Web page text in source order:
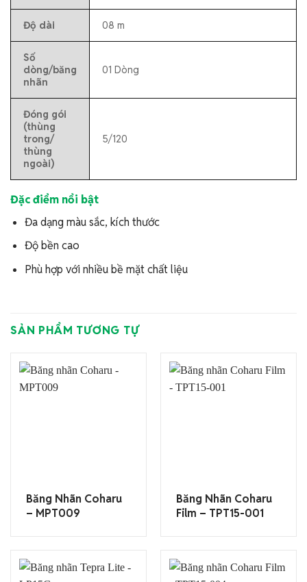
Độ dài 08 m
Số
dòng/băng
nhãn
01 Dòng
Đóng gói
(thùng
trong/
thùng
ngoài)
5/120
Đặc điểm nổi bật
Đa dạng màu sắc, kích thước
Độ bền cao
Phù hợp với nhiều bề mặt chất liệu
SẢN PHẨM TƯƠNG TỰ
Băng Nhãn Coharu
– MPT009
Băng Nhãn Coharu
Film – TPT15-001